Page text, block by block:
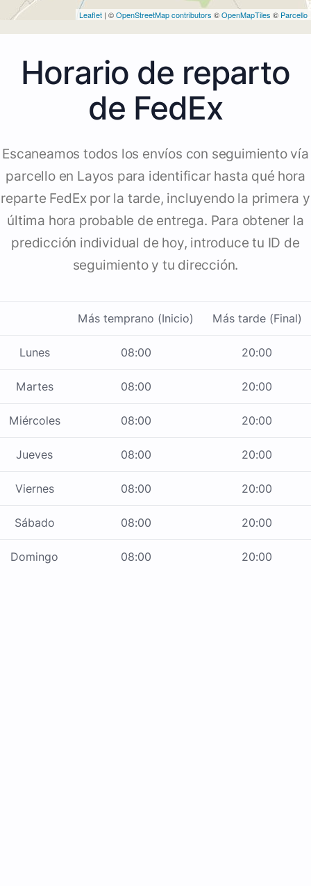
Leaflet | ©OpenStreetMap contributors ©OpenMapTiles © Parcello
Horario de reparto
de FedEx
Escaneamos todos los envíos con seguimiento vía
parcello en Layos para identificar hasta qué hora
reparte FedEx por la tarde, incluyendo la primera y
última hora probable de entrega. Para obtener la
predicción individual de hoy, introduce tu ID de
seguimiento y tu dirección.
Más temprano (Inicio) Más tarde (Final)
Lunes 08:00 20:00
Martes 08:00 20:00
Miércoles 08:00 20:00
Jueves 08:00 20:00
Viernes 08:00 20:00
Sábado 08:00 20:00
Domingo 08:00 20:00